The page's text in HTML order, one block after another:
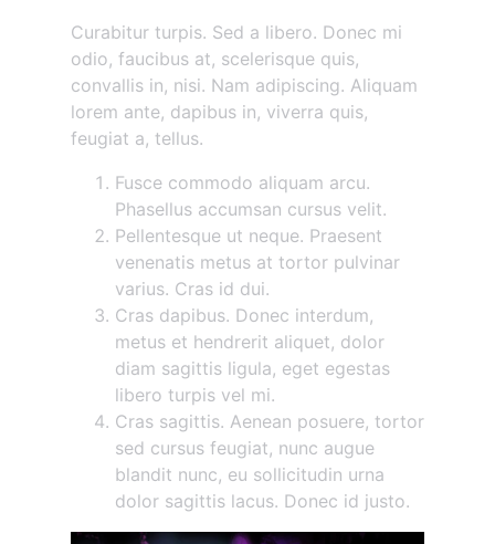
Curabitur turpis. Sed a libero. Donec mi
odio, faucibus at, scelerisque quis,
convallis in, nisi. Nam adipiscing. Aliquam
lorem ante, dapibus in, viverra quis,
feugiat a, tellus.
Fusce commodo aliquam arcu.
Phasellus accumsan cursus velit.
Pellentesque ut neque. Praesent
venenatis metus at tortor pulvinar
varius. Cras id dui.
Cras dapibus. Donec interdum,
metus et hendrerit aliquet, dolor
diam sagittis ligula, eget egestas
libero turpis vel mi.
Cras sagittis. Aenean posuere, tortor
sed cursus feugiat, nunc augue
blandit nunc, eu sollicitudin urna
dolor sagittis lacus. Donec id justo.